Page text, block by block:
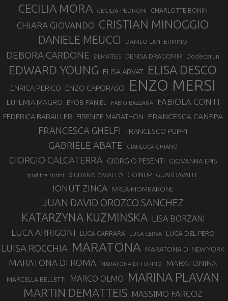
CECILIA MORA CECILIA PEDRONI CHARLOTTE BONIN
CHIARA GIOVANDO CRISTIAN MINOGGIO
DANIELE MEUCCI DANILO LANTERMINO
DEBORA CARDONE DEMATTEIS DENISA DRAGOMIR Dodecarun
EDWARD YOUNG ELISA ARVAT ELISA DESCO
ENRICA PERICO ENZO CAPORASO ENZO MERSI
EUFEMIA MAGRO EYOB FANIEL FABIO BAZZANA FABIOLA CONTI
FEDERICA BARAILLER FIRENZE MARATHON FRANCESCA CANEPA
FRANCESCA GHELFI FRANCESCO PUPPI
GABRIELE ABATE GIANLUCA GHIANO
GIORGIO CALCATERRA GIORGIO PESENTI GIOVANNA EPIS
giuditta turini GIULIANO CAVALLO GOINUP GUARDAVALLE
IONUT ZINCA IVREA-MOMBARONE
JUAN DAVID OROZCO SANCHEZ
KATARZYNA KUZMINSKA LISA BORZANI
LUCA ARRIGONI LUCA CARRARA LUCA CERVA LUCA DEL PERO
LUISA ROCCHIA MARATONA MARATONA DI NEW YORK
MARATONA DI ROMA MARATONA DI TORINO MARATONINA
MARCELLA BELLETTI MARCO OLMO MARINA PLAVAN
MARTIN DEMATTEIS MASSIMO FARCOZ